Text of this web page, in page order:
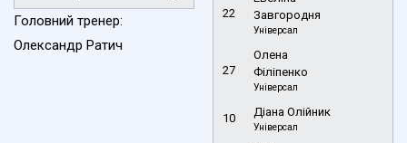
Головний тренер:
Олександр Ратич
22
Завгородня
Універсал
27
Олена
Філіпенко
Універсал
10 Діана Олійник
Універсал